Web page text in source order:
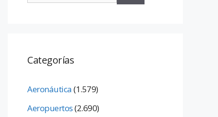
Categorías
Aeronáutica(1.579)
Aeropuertos(2.690)